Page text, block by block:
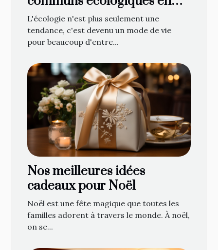
ligne : une nouvelle
tendance ?
L'écologie n'est plus seulement une
tendance, c'est devenu un mode de vie
pour beaucoup d'entre...
Nos meilleures idées
cadeaux pour Noël
Noël est une fête magique que toutes les
familles adorent à travers le monde. À noël,
on se...